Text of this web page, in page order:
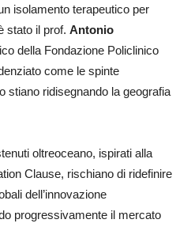
isolamento terapeutico per
stato il prof. Antonio
della Fondazione Policlinico
come le spinte
stiano ridisegnando la geografia
oltreoceano, ispirati alla
Clause, rischiano di ridefinire
dell’innovazione
progressivamente il mercato